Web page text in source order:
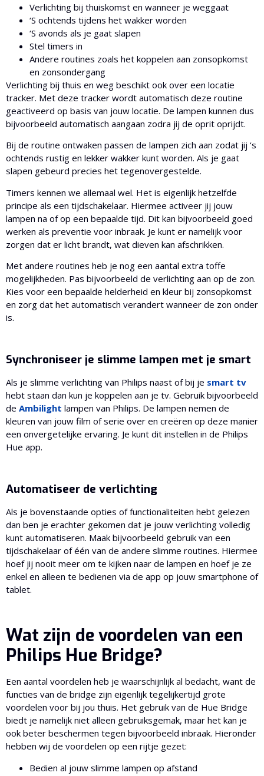
Verlichting bij thuiskomst en wanneer je weggaat
‘S ochtends tijdens het wakker worden
‘S avonds als je gaat slapen
Stel timers in
Andere routines zoals het koppelen aan zonsopkomst
en zonsondergang
Verlichting bij thuis en weg beschikt ook over een locatie
tracker. Met deze tracker wordt automatisch deze routine
geactiveerd op basis van jouw locatie. De lampen kunnen dus
bijvoorbeeld automatisch aangaan zodra jij de oprit oprijdt.
Bij de routine ontwaken passen de lampen zich aan zodat jij ‘s
ochtends rustig en lekker wakker kunt worden. Als je gaat
slapen gebeurd precies het tegenovergestelde.
Timers kennen we allemaal wel. Het is eigenlijk hetzelfde
principe als een tijdschakelaar. Hiermee activeer jij jouw
lampen na of op een bepaalde tijd. Dit kan bijvoorbeeld goed
werken als preventie voor inbraak. Je kunt er namelijk voor
zorgen dat er licht brandt, wat dieven kan afschrikken.
Met andere routines heb je nog een aantal extra toffe
mogelijkheden. Pas bijvoorbeeld de verlichting aan op de zon.
Kies voor een bepaalde helderheid en kleur bij zonsopkomst
en zorg dat het automatisch verandert wanneer de zon onder
is.
Synchroniseer je slimme lampen met je smart
Als je slimme verlichting van Philips naast of bij je smart tv
hebt staan dan kun je koppelen aan je tv. Gebruik bijvoorbeeld
de Ambilight lampen van Philips. De lampen nemen de
kleuren van jouw film of serie over en creëren op deze manier
een onvergetelijke ervaring. Je kunt dit instellen in de Philips
Hue app.
Automatiseer de verlichting
Als je bovenstaande opties of functionaliteiten hebt gelezen
dan ben je erachter gekomen dat je jouw verlichting volledig
kunt automatiseren. Maak bijvoorbeeld gebruik van een
tijdschakelaar of één van de andere slimme routines. Hiermee
hoef jij nooit meer om te kijken naar de lampen en hoef je ze
enkel en alleen te bedienen via de app op jouw smartphone of
tablet.
Wat zijn de voordelen van een
Philips Hue Bridge?
Een aantal voordelen heb je waarschijnlijk al bedacht, want de
functies van de bridge zijn eigenlijk tegelijkertijd grote
voordelen voor bij jou thuis. Het gebruik van de Hue Bridge
biedt je namelijk niet alleen gebruiksgemak, maar het kan je
ook beter beschermen tegen bijvoorbeeld inbraak. Hieronder
hebben wij de voordelen op een rijtje gezet:
Bedien al jouw slimme lampen op afstand